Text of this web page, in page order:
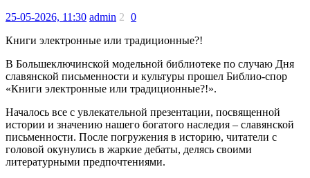
25-05-2026, 11:30 admin 2 0
Книги электронные или традиционные?!
В Большеключинской модельной библиотеке по случаю Дня
славянской письменности и культуры прошел Библио-спор
«Книги электронные или традиционные?!».
Началось все с увлекательной презентации, посвященной
истории и значению нашего богатого наследия – славянской
письменности. После погружения в историю, читатели с
головой окунулись в жаркие дебаты, делясь своими
литературными предпочтениями.